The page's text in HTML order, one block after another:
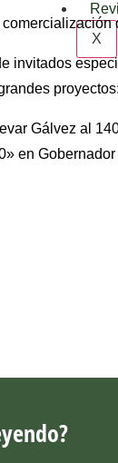
X
invitados
proyectos:
Gálvez al
en